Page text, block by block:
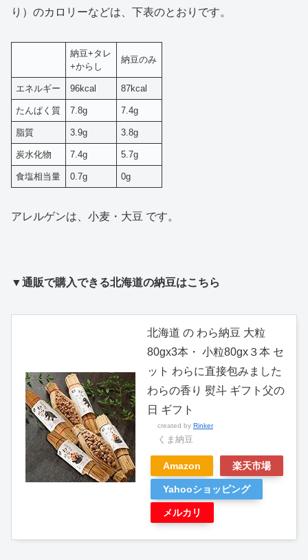
り）のカロリーなどは、下表のとおりです。
納豆+タレ
+からし
納豆のみ
エネルギー 96kcal 87kcal
たんぱく質 7.8g 7.4g
脂質 3.9g 3.8g
炭水化物 7.4g 5.7g
食塩相当量 0.7g 0g
アレルゲンは、小麦・大豆 です。
▼通販で購入できる北海道の納豆はこちら
北海道 の わら納豆 大粒
80gx3本・ 小粒80gx３本 セ
ット わらに直接包みました
わらの香り 熨斗 ギフト父の
日 ギフト
created by Rinker
くま納豆
Amazon 楽天市場
Yahooショッピング
メルカリ